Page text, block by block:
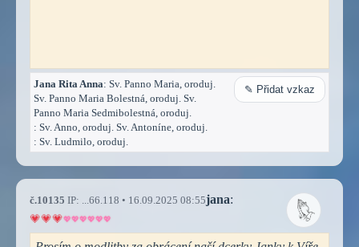
Jana Rita Anna: Sv. Panno Maria, oroduj.
Sv. Panno Maria Bolestná, oroduj. Sv.
Panno Maria Sedmibolestná, oroduj.
: Sv. Anno, oroduj. Sv. Antoníne, oroduj.
: Sv. Ludmilo, oroduj.
✎ Přidat vzkaz
č.10135 IP: ...66.118 • 16.09.2025 08:55jana: